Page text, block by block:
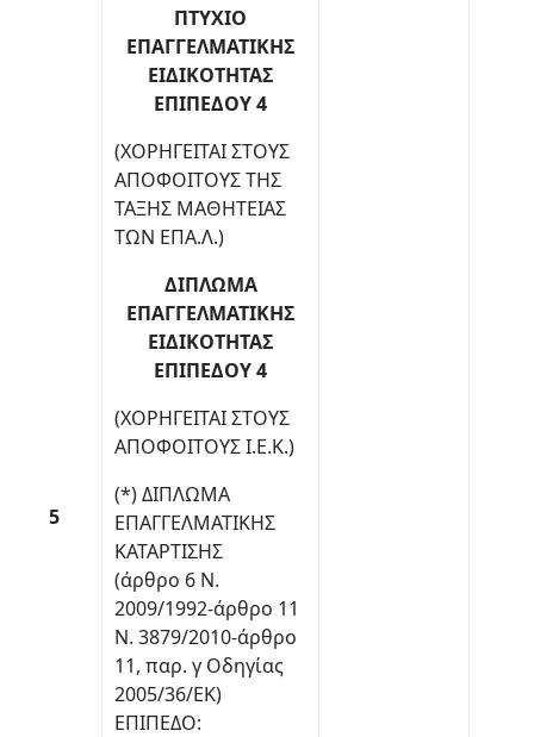
5
ΠΤΥΧΙΟ
ΕΠΑΓΓΕΛΜΑΤΙΚΗΣ
ΕΙΔΙΚΟΤΗΤΑΣ
ΕΠΙΠΕΔΟΥ 4
(ΧΟΡΗΓΕΙΤΑΙ ΣΤΟΥΣ
ΑΠΟΦΟΙΤΟΥΣ ΤΗΣ
ΤΑΞΗΣ ΜΑΘΗΤΕΙΑΣ
ΤΩΝ ΕΠΑ.Λ.)
ΔΙΠΛΩΜΑ
ΕΠΑΓΓΕΛΜΑΤΙΚΗΣ
ΕΙΔΙΚΟΤΗΤΑΣ
ΕΠΙΠΕΔΟΥ 4
(ΧΟΡΗΓΕΙΤΑΙ ΣΤΟΥΣ
ΑΠΟΦΟΙΤΟΥΣ Ι.Ε.Κ.)
(*) ΔΙΠΛΩΜΑ
ΕΠΑΓΓΕΛΜΑΤΙΚΗΣ
ΚΑΤΑΡΤΙΣΗΣ
(άρθρο 6 Ν.
2009/1992-άρθρο 11
Ν. 3879/2010-άρθρο
11, παρ. γ Οδηγίας
2005/36/ΕΚ)
ΕΠΙΠΕΔΟ: